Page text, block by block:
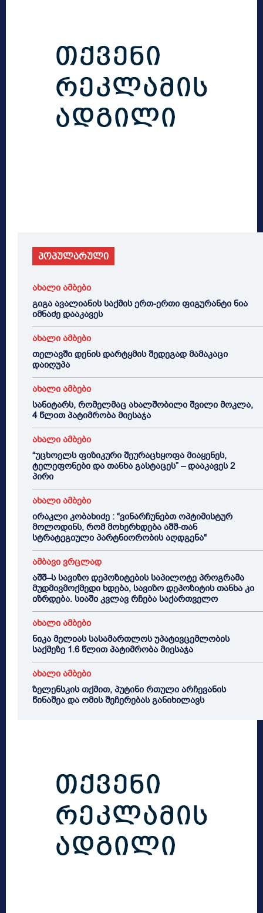
პოპულარული
ახალი ამბები
გიგა ავალიანის საქმის ერთ-ერთი ფიგურანტი ნია
იმნაძე დააკავეს
ახალი ამბები
თელავში დენის დარტყმის შედეგად მამაკაცი
დაიღუპა
ახალი ამბები
სანიტარს, რომელმაც ახალშობილი შვილი მოკლა,
4 წლით პატიმრობა მიესაჯა
ახალი ამბები
“უცხოელს ფიზიკური შეურაცხყოფა მიაყენეს,
ტელეფონები და თანხა გასტაცეს” – დააკავეს 2
პირი
ახალი ამბები
ირაკლი კობახიძე : “ვინარჩუნებთ ოპტიმისტურ
მოლოდინს, რომ მოხერხდება აშშ-თან
სტრატეგიული პარტნიორობის აღდგენა“
ამბავი ვრცლად
აშშ–ს სავიზო დეპოზიტების საპილოტე პროგრამა
მუდმივმოქმედი ხდება, სავიზო დეპოზიტის თანხა კი
იზრდება. სიაში კვლავ რჩება საქართველო
ახალი ამბები
ნიკა მელიას სასამართლოს უპატივცემლობის
საქმეზე 1.6 წლით პატიმრობა მიესაჯა
ახალი ამბები
ზელენსკის თქმით, პუტინი რთული არჩევანის
წინაშეა და ომის შეჩერებას განიხილავს